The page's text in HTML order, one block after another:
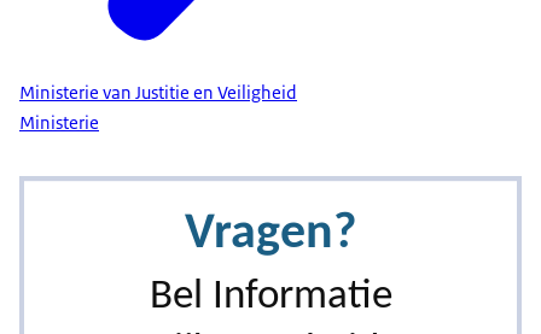
Ministerie van Justitie en Veiligheid
Ministerie